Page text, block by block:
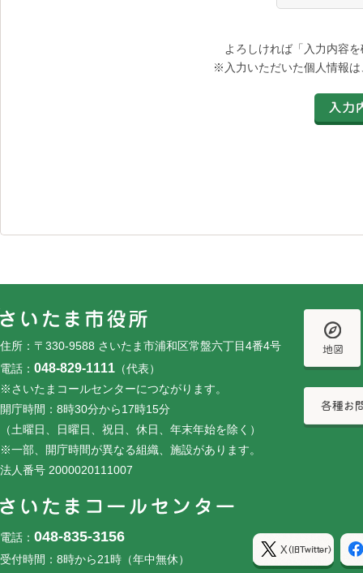
よろしければ「入力内容
※入力いただいた個人情報
住所：〒330-9588 さいたま市浦和区常盤六丁目4番4号
電話： 048-829-1111 （代表）
※さいたまコールセンターにつながります。
開庁時間：8時30分から17時15分
（土曜日、日曜日、祝日、休日、年末年始を除く）
※一部、開庁時間が異なる組織、施設があります。
法人番号 2000020111007
電話： 048-835-3156
受付時間：8時から21時（年中無休）